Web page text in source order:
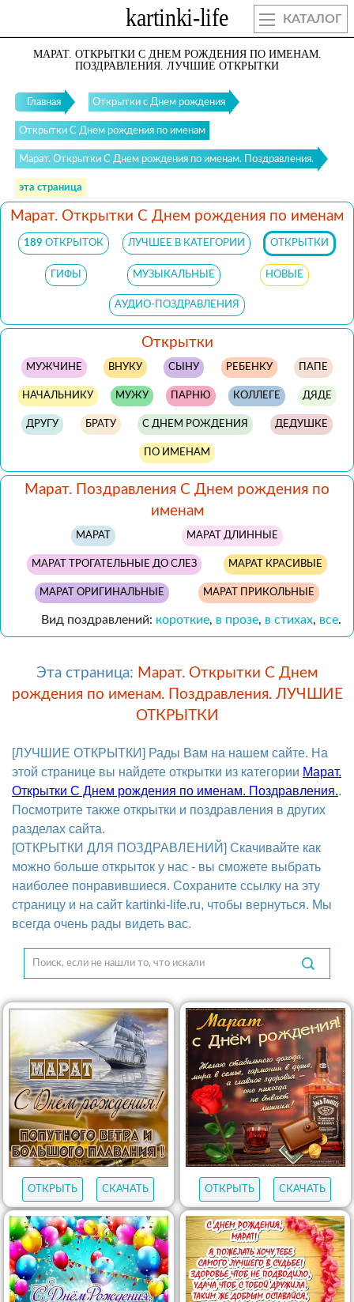
КАТАЛОГ
МАРАТ. ОТКРЫТКИ С ДНЕМ РОЖДЕНИЯ ПО ИМЕНАМ.
ПОЗДРАВЛЕНИЯ. ЛУЧШИЕ ОТКРЫТКИ
Главная Открытки с Днем рождения
Открытки С Днем рождения по именам
Марат. Открытки С Днем рождения по именам. Поздравления.
эта страница
Марат. Открытки С Днем рождения по именам
189 ОТКРЫТОК ЛУЧШЕЕ В КАТЕГОРИИ ОТКРЫТКИ
ГИФЫ МУЗЫКАЛЬНЫЕ НОВЫЕ
АУДИО-ПОЗДРАВЛЕНИЯ
Открытки
МУЖЧИНЕ ВНУКУ СЫНУ РЕБЕНКУ ПАПЕ
НАЧАЛЬНИКУ МУЖУ ПАРНЮ КОЛЛЕГЕ ДЯДЕ
ДРУГУ БРАТУ С ДНЕМ РОЖДЕНИЯ ДЕДУШКЕ
ПО ИМЕНАМ
Марат. Поздравления С Днем рождения по
именам
МАРАТ МАРАТ ДЛИННЫЕ
МАРАТ ТРОГАТЕЛЬНЫЕ ДО СЛЕЗ МАРАТ КРАСИВЫЕ
МАРАТ ОРИГИНАЛЬНЫЕ МАРАТ ПРИКОЛЬНЫЕ
Вид поздравлений: короткие, в прозе, в стихах, все.
Эта страница: Марат. Открытки С Днем
рождения по именам. Поздравления. ЛУЧШИЕ
ОТКРЫТКИ
[ЛУЧШИЕ ОТКРЫТКИ] Рады Вам на нашем сайте. На
этой странице вы найдете открытки из категории Марат.
Открытки С Днем рождения по именам. Поздравления..
Посмотрите также открытки и поздравления в других
разделах сайта.
[ОТКРЫТКИ ДЛЯ ПОЗДРАВЛЕНИЙ] Скачивайте как
можно больше открыток у нас - вы сможете выбрать
наиболее понравившиеся. Сохраните ссылку на эту
страницу и на сайт kartinki-life.ru, чтобы вернуться. Мы
всегда очень рады видеть вас.
ОТКРЫТЬ СКАЧАТЬ ОТКРЫТЬ СКАЧАТЬ